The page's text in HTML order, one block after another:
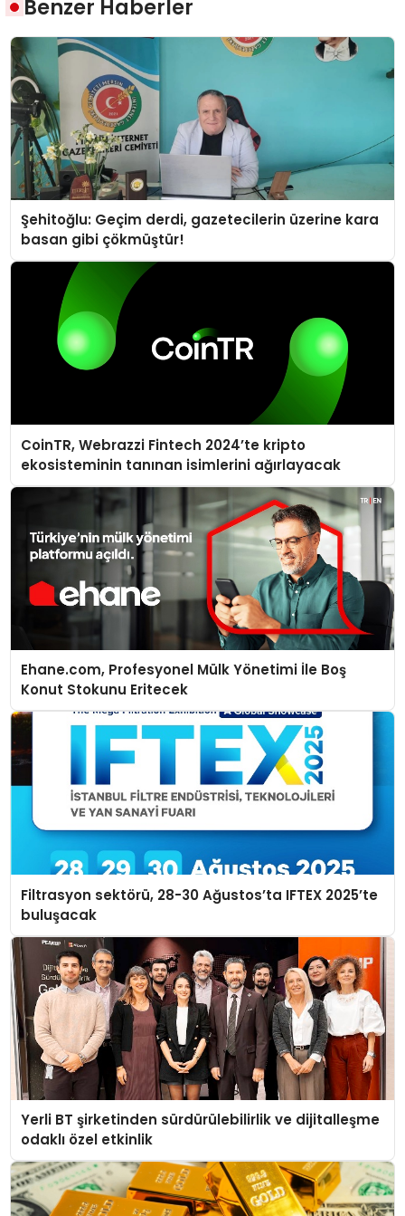
Benzer Haberler
Şehitoğlu: Geçim derdi, gazetecilerin üzerine kara
basan gibi çökmüştür!
CoinTR, Webrazzi Fintech 2024’te kripto
ekosisteminin tanınan isimlerini ağırlayacak
Ehane.com, Profesyonel Mülk Yönetimi İle Boş
Konut Stokunu Eritecek
Filtrasyon sektörü, 28-30 Ağustos’ta IFTEX 2025’te
buluşacak
Yerli BT şirketinden sürdürülebilirlik ve dijitalleşme
odaklı özel etkinlik